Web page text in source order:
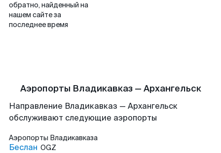
обратно, найденный на
нашем сайте за
последнее время
Аэропорты Владикавказ — Архангельск
Направление Владикавказ — Архангельск
обслуживают следующие аэропорты
Аэропорты Владикавказа
Беслан OGZ